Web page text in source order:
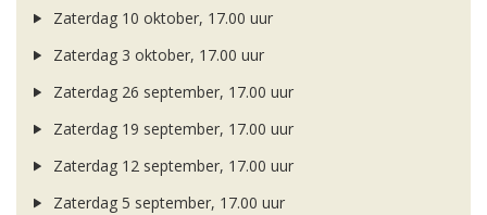
Zaterdag 10 oktober, 17.00 uur
Zaterdag 3 oktober, 17.00 uur
Zaterdag 26 september, 17.00 uur
Zaterdag 19 september, 17.00 uur
Zaterdag 12 september, 17.00 uur
Zaterdag 5 september, 17.00 uur